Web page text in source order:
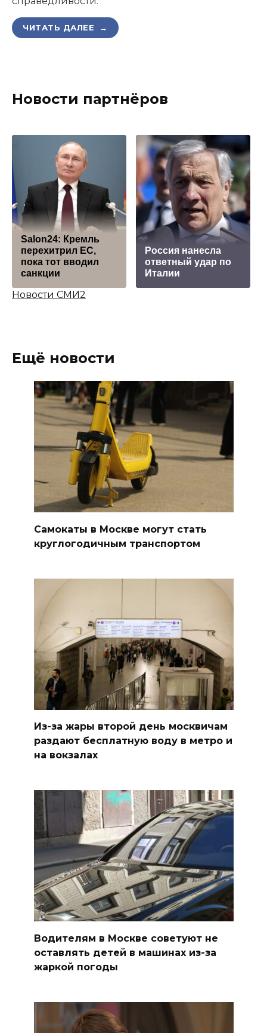
ЧИТАТЬ ДАЛЕЕ →
Новости партнёров
Salon24: Кремль
перехитрил EC,
пока тот вводил
санкции
Россия нанесла
ответный удар по
Италии
Новости СМИ2
Ещё новости
Самокаты в Москве могут стать
круглогодичным транспортом
Из-за жары второй день москвичам
раздают бесплатную воду в метро и
на вокзалах
Водителям в Москве советуют не
оставлять детей в машинах из-за
жаркой погоды